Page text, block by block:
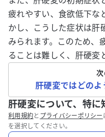
疲れやすい、食欲低下な
かし、こうした症状は肝
みられます。このため、
ることは難しく、肝硬変
肝硬変ではどのよ
肝硬変について、特に
利用規約と プライバシーポリシー
を選択してください。